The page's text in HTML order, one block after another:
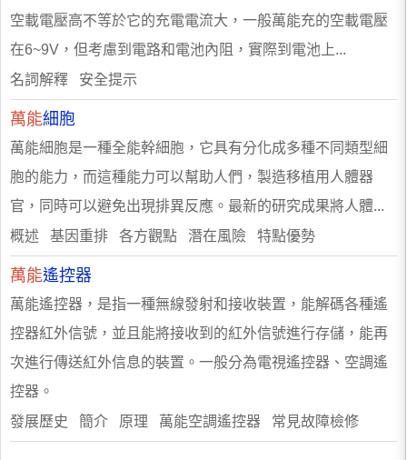
空載電壓高不等於它的充電電流大，一般萬能充的空載電壓
在6~9V，但考慮到電路和電池內阻，實際到電池上...
名詞解釋 安全提示
萬能細胞
萬能細胞是一種全能幹細胞，它具有分化成多種不同類型細
胞的能力，而這種能力可以幫助人們，製造移植用人體器
官，同時可以避免出現排異反應。最新的研究成果將人體...
概述 基因重排 各方觀點 潛在風險 特點優勢
萬能遙控器
萬能遙控器，是指一種無線發射和接收裝置，能解碼各種遙
控器紅外信號，並且能將接收到的紅外信號進行存儲，能再
次進行傳送紅外信息的裝置。一般分為電視遙控器、空調遙
控器。
發展歷史 簡介 原理 萬能空調遙控器 常見故障檢修